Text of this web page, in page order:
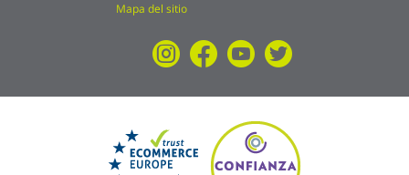
Mapa del sitio